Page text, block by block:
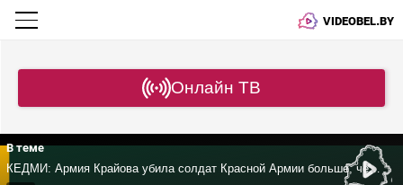
VIDEOBEL.BY
Онлайн ТВ
В теме
КЕДМИ: Армия Крайова убила солдат Красной Армии больше, чем солдат Вермахта! | Кто «отмывает кровь»?